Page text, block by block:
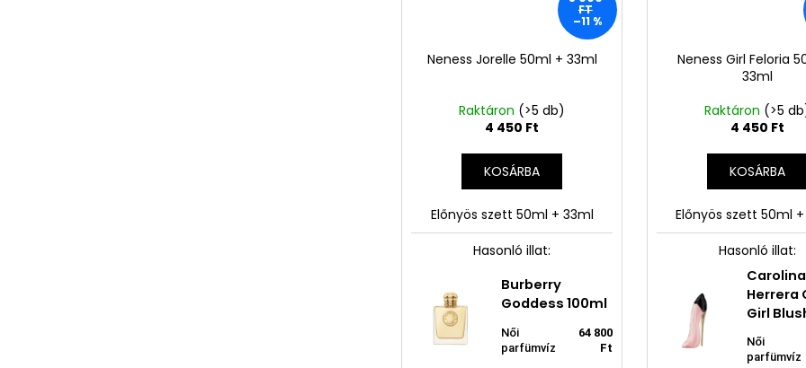
FT
–11 %
Neness Jorelle 50ml + 33ml
Raktáron (>5 db)
4 450 Ft
KOSÁRBA
Előnyös szett 50ml + 33ml
Hasonló illat:
Burberry
Goddess 100ml
Női
parfümvíz
64 800
Ft
Neness Jorelle
33ml
Női illat 33
ml
Neness Girl Feloria
33ml
Raktáron (>5
4 450 Ft
KOSÁRBA
Előnyös szett 50ml
Hasonló illat:
Feloria 50ml
parfümvíz
50ml
Carolina
Herrera
Girl
Női
parfümvíz
ml